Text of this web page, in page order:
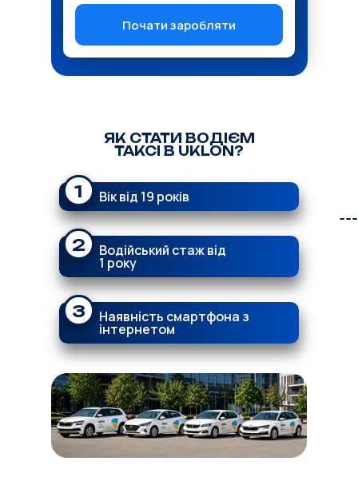
Почати заробляти
Наявність смартфона з
інтернетом
Водійський стаж від
1 року
Вік від 19 років
2
3
1
ЯК СТАТИ ВОДІЄМ
ТАКСІ В UKLON?